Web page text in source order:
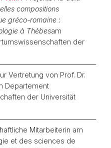
compositions
gréco-romaine :
à Thèbesam
der
Vertretung von Prof. Dr.
Departement
der Universität
Mitarbeiterin am
et des sciences de